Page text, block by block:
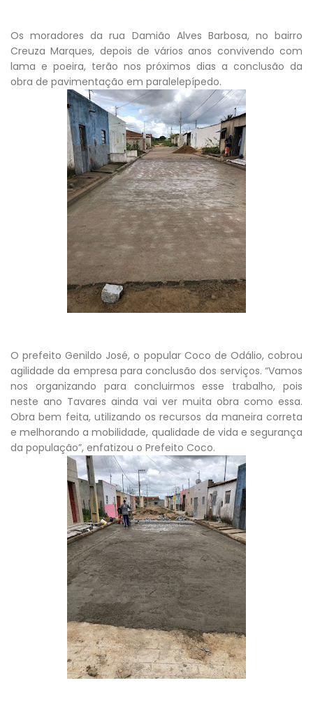
Os moradores da rua Damião Alves Barbosa, no bairro
Creuza Marques, depois de vários anos convivendo com
lama e poeira, terão nos próximos dias a conclusão da
obra de pavimentação em paralelepípedo.
O prefeito Genildo José, o popular Coco de Odálio, cobrou
agilidade da empresa para conclusão dos serviços. “Vamos
nos organizando para concluirmos esse trabalho, pois
neste ano Tavares ainda vai ver muita obra como essa.
Obra bem feita, utilizando os recursos da maneira correta
e melhorando a mobilidade, qualidade de vida e segurança
da população”, enfatizou o Prefeito Coco.